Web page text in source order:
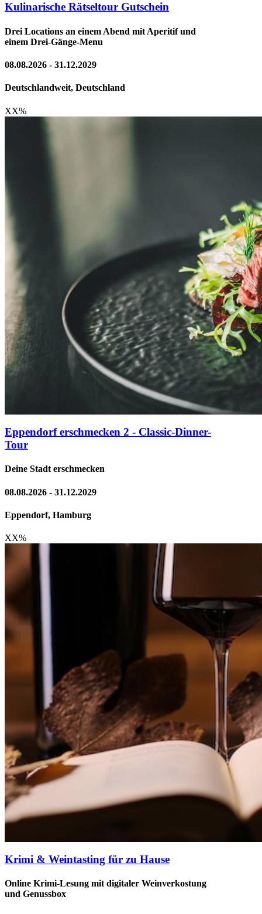
Kulinarische Rätseltour Gutschein
Drei Locations an einem Abend mit Aperitif und
einem Drei-Gänge-Menu
08.08.2026 - 31.12.2029
Deutschlandweit, Deutschland
XX%
Eppendorf erschmecken 2 - Classic-Dinner-
Tour
Deine Stadt erschmecken
08.08.2026 - 31.12.2029
Eppendorf, Hamburg
XX%
Krimi & Weintasting für zu Hause
Online Krimi-Lesung mit digitaler Weinverkostung
und Genussbox